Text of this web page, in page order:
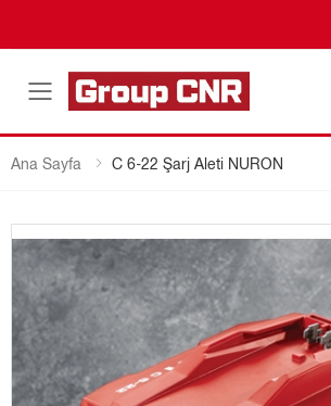
Menü
Ana Sayfa C 6-22 Şarj Aleti NURON